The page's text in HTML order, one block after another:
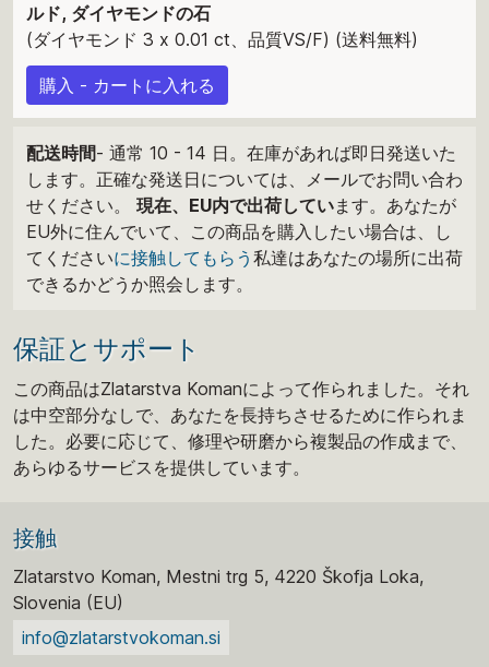
ルド, ダイヤモンドの石
(ダイヤモンド 3 x 0.01 ct、品質VS/F) (送料無料)
購入 - カートに入れる
配送時間- 通常 10 - 14 日。在庫があれば即日発送いた
します。正確な発送日については、メールでお問い合わ
せください。 現在、EU内で出荷しています。あなたが
EU外に住んでいて、この商品を購入したい場合は、し
てくださいに接触してもらう 私達はあなたの場所に出荷
できるかどうか照会します。
保証とサポート
この商品はZlatarstva Komanによって作られました。それ
は中空部分なしで、あなたを長持ちさせるために作られま
した。必要に応じて、修理や研磨から複製品の作成まで、
あらゆるサービスを提供しています。
接触
Zlatarstvo Koman, Mestni trg 5, 4220 Škofja Loka,
Slovenia (EU)
info@zlatarstvokoman.si